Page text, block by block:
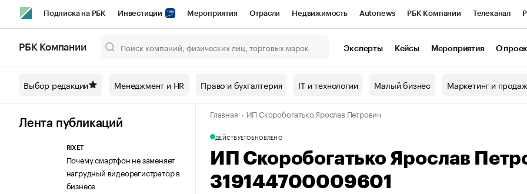
Подписка на РБК Инвестиции Мероприятия Отрасли Недвижимость Autonews РБК Компании Телеканал
Спецпроекты СПб Конференции СПб Спецпроекты Проверка контрагентов
Технологии и медиа Рынок наличной валюты
РБК Компании Эксперты Кейсы Мероприятия О
Выбор редакции Менеджмент и HR Право и бухгалтерия IT и технологии Малый бизнес Маркетинг и
Лента публикаций
RIXET
Почему смартфон не заменяет
нагрудный видеорегистратор в
бизнесе
Главная ИП Скоробогатько Ярослав Петрович
ДЕЙСТВУЕТОБНОВЛЕНО
ИП Скоробогатько Ярослав
319144700009601